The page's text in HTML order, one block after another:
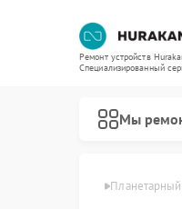
Ремонт устройств
Специализированный
Мы
в Тольятти